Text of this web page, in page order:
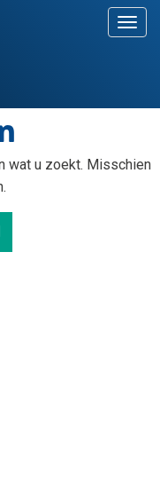
T
o
e
v
wat u zoekt. Misschien